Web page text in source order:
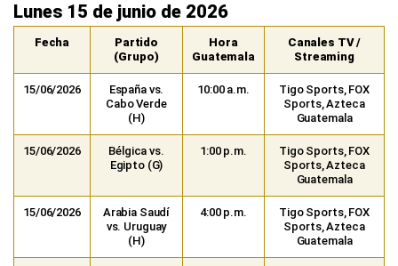
Lunes 15 de junio de 2026
Fecha
Partido
(Grupo)
Hora
Guatemala
Canales TV /
Streaming
15/06/2026
España vs.
Cabo Verde
(H)
10:00 a.m.
Tigo Sports, FOX
Sports, Azteca
Guatemala
15/06/2026
Bélgica vs.
Egipto (G)
1:00 p.m.
Tigo Sports, FOX
Sports, Azteca
Guatemala
15/06/2026
Arabia Saudí
vs. Uruguay
(H)
4:00 p.m.
Tigo Sports, FOX
Sports, Azteca
Guatemala